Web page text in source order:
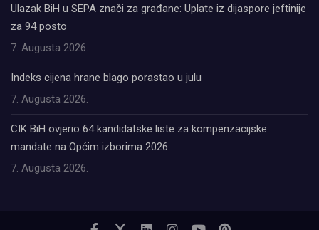
Ulazak BiH u SEPA znači za građane: Uplate iz dijaspore jeftinije
za 94 posto
7. Augusta 2026.
Indeks cijena hrane blago porastao u julu
7. Augusta 2026.
CIK BiH ovjerio 64 kandidatske liste za kompenzacijske
mandate na Općim izborima 2026.
7. Augusta 2026.